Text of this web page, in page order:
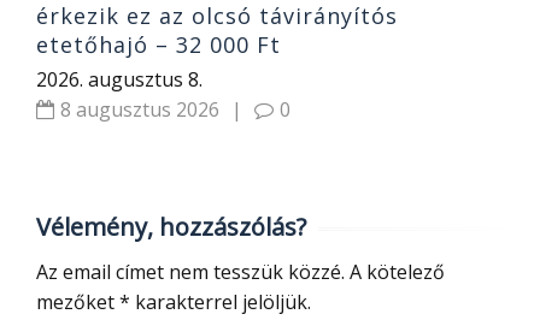
érkezik ez az olcsó távirányítós
etetőhajó – 32 000 Ft
2026. augusztus 8.
8 augusztus 2026
| 0
Vélemény, hozzászólás?
Az email címet nem tesszük közzé. A kötelező
mezőket* karakterrel jelöljük.